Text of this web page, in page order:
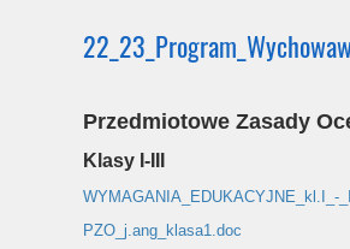
Przedmiotowe Zasady
Klasy I-III
WYMAGANIA_EDUKACYJNE_kl.I_-
PZO_j.ang_klasa1.doc